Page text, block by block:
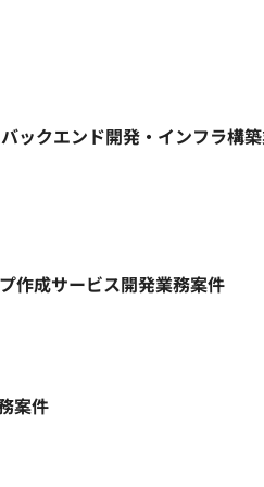
ックエンド開発・インフラ構
作成サービス開発業務案件
案件